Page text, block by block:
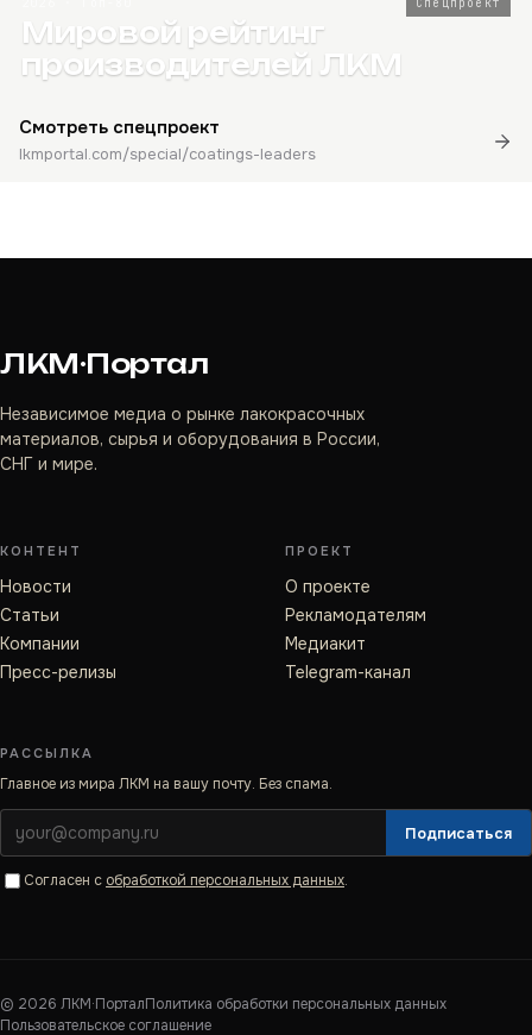
Мировой рейтинг
производителей ЛКМ
Смотреть спецпроект
lkmportal.com/special/coatings-leaders
ЛКМ·Портал
Независимое медиа о рынке лакокрасочных
материалов, сырья и оборудования в России,
СНГ и мире.
КОНТЕНТ
Новости
Статьи
Компании
Пресс-релизы
ПРОЕКТ
О проекте
Рекламодателям
Медиакит
Telegram-канал
РАССЫЛКА
Главное из мира ЛКМ на вашу почту. Без спама.
Подписаться
Согласен с обработкой персональных данных.
© 2026 ЛКМ·ПорталПолитика обработки персональных данных
Пользовательское соглашение